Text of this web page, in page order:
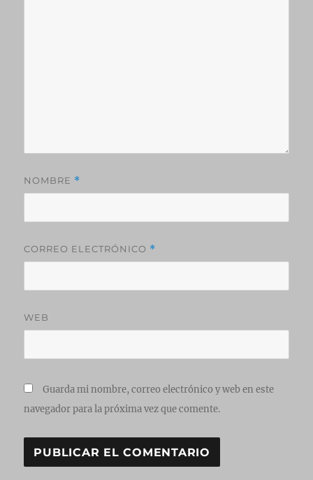
NOMBRE *
CORREO ELECTRÓNICO *
WEB
Guarda mi nombre, correo electrónico y web en este
navegador para la próxima vez que comente.